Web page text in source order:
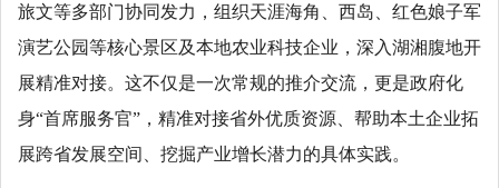
旅文等多部门协同发力，组织天涯海角、西岛、红色娘子军
演艺公园等核心景区及本地农业科技企业，深入湖湘腹地开
展精准对接。这不仅是一次常规的推介交流，更是政府化
身“首席服务官”，精准对接省外优质资源、帮助本土企业拓
展跨省发展空间、挖掘产业增长潜力的具体实践。